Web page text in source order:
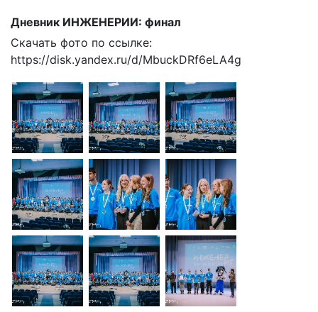
Дневник ИНЖЕНЕРИИ: финал
Скачать фото по ссылке:
https://disk.yandex.ru/d/MbuckDRf6eLA4g